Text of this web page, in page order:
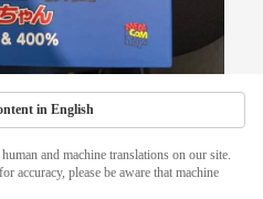
in English
and machine translations on our site.
accuracy, please be aware that machine